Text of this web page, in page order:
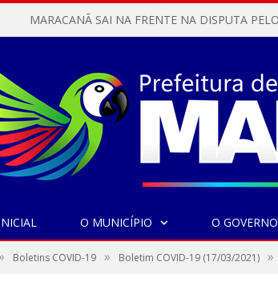
O MUNICÍPIO O GOVERNO
Boletins COVID-19 » Boletim COVID-19 (17/03/2021) »